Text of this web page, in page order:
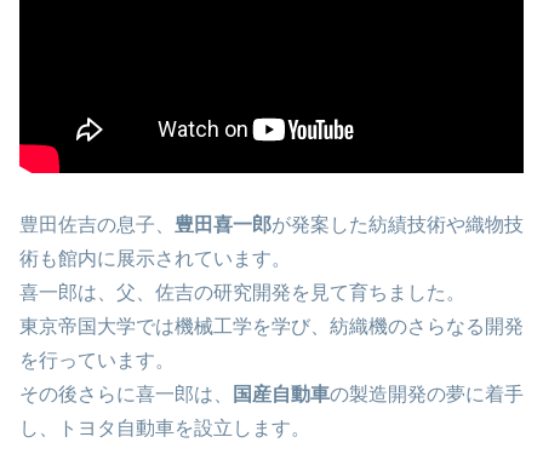
豊田佐吉の息子、 豊田喜一郎が発案した紡績技術や織物技
術も館内に展示されています。
喜一郎は、父、佐吉の研究開発を見て育ちました。
東京帝国大学では機械工学を学び、紡織機のさらなる開発
を行っています。
その後さらに喜一郎は、
国産自動車の製造開発の夢に着手
し、トヨタ自動車を設立します。